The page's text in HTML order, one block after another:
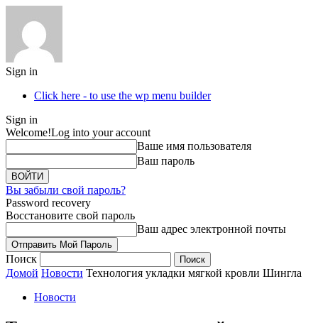
Sign in
Click here - to use the wp menu builder
Sign in
Welcome!Log into your account
Ваше имя пользователя
Ваш пароль
Вы забыли свой пароль?
Password recovery
Восстановите свой пароль
Ваш адрес электронной почты
Поиск
Домой Новости Технология укладки мягкой кровли Шингла
Новости